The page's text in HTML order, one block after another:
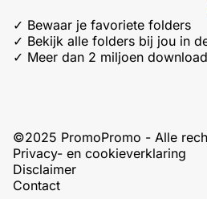
✓ Bewaar je favoriete folders
✓ Bekijk alle folders bij jou in
✓ Meer dan 2 miljoen
©2025 PromoPromo - Alle
Privacy- en cookieverklaring
Disclaimer
Contact